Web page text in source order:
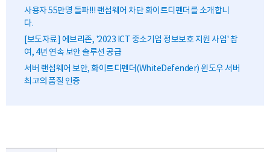
사용자 55만명 돌파!!! 랜섬웨어 차단 화이트디펜더를 소개합니
다.
[보도자료] 에브리존, '2023 ICT 중소기업 정보보호 지원 사업' 참
여, 4년 연속 보안 솔루션 공급
서버 랜섬웨어 보안, 화이트디펜더(WhiteDefender) 윈도우 서버
최고의 품질 인증